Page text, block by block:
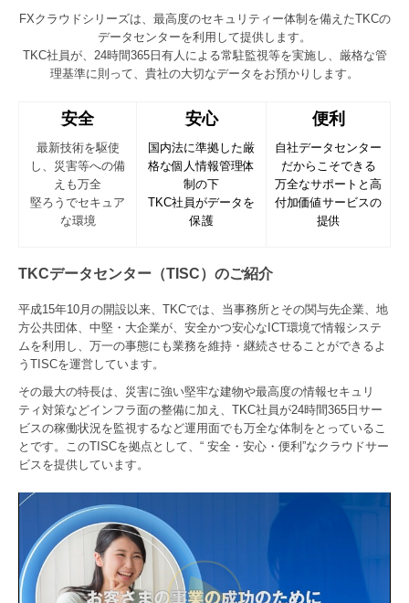
FXクラウドシリーズは、最高度のセキュリティー体制を備えたTKCの
データセンターを利用して提供します。
TKC社員が、24時間365日有人による常駐監視等を実施し、厳格な管
理基準に則って、貴社の大切なデータをお預かりします。
安全
最新技術を駆使
し、災害等への備
えも万全
堅ろうでセキュア
な環境
安心
国内法に準拠した厳
格な個人情報管理体
制の下
TKC社員がデータを
保護
便利
自社データセンター
だからこそできる
万全なサポートと高
付加価値サービスの
提供
TKCデータセンター（TISC）のご紹介
平成15年10月の開設以来、TKCでは、当事務所とその関与先企業、地
方公共団体、中堅・大企業が、安全かつ安心なICT環境で情報システ
ムを利用し、万一の事態にも業務を維持・継続させることができるよ
うTISCを運営しています。
その最大の特長は、災害に強い堅牢な建物や最高度の情報セキュリ
ティ対策などインフラ面の整備に加え、TKC社員が24時間365日サー
ビスの稼働状況を監視するなど運用面でも万全な体制をとっているこ
とです。このTISCを拠点として、“ 安全・安心・便利”なクラウドサー
ビスを提供しています。